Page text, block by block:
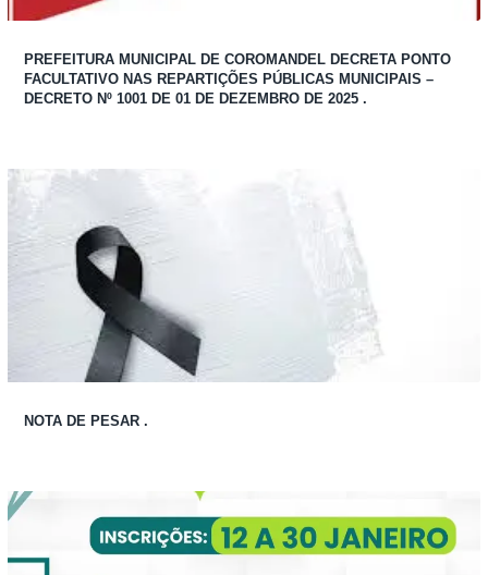
PREFEITURA MUNICIPAL DE COROMANDEL DECRETA PONTO
FACULTATIVO NAS REPARTIÇÕES PÚBLICAS MUNICIPAIS –
DECRETO Nº 1001 DE 01 DE DEZEMBRO DE 2025 .
NOTA DE PESAR .